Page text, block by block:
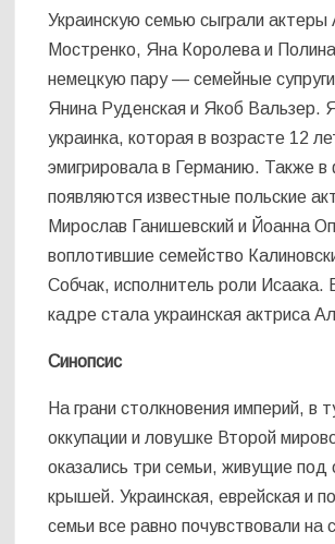
Украинскую семью сыграли актеры
Мостренко, Яна Королева и
немецкую пару — семейные
Янина Руденская и Якоб Вальзер.
украинка, которая в возрасте 12
эмигрировала в Германию. Также
появляются известные польские
Мирослав Ганишевский и Йоанна
воплотившие семейство
Собчак, исполнитель роли Исаака.
кадре стала украинская актриса
Синопсис
На грани столкновения империй, в
оккупации и ловушке Второй
оказались три семьи, живущие под
крышей. Украинская, еврейская и
семьи все равно почувствовали на